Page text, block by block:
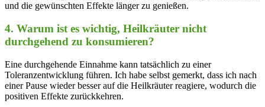
und die gewünschten Effekte länger zu genießen.
4. ⁣Warum ist⁣ es wichtig, Heilkräuter nicht⁣
durchgehend zu konsumieren?
Eine durchgehende​ Einnahme kann tatsächlich zu einer
Toleranzentwicklung führen. Ich‌ habe ⁣selbst ⁤gemerkt, dass ich nach⁣
einer Pause ⁤wieder ⁣besser auf​ die‌ Heilkräuter ‍reagiere, ‍wodurch die
positiven Effekte zurückkehren.